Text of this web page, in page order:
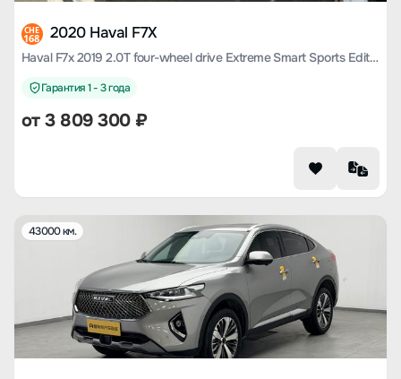
CHE
168 2020 Haval F7X
Haval F7x 2019 2.0T four-wheel drive Extreme Smart Sports Edition
Гарантия 1 - 3 года
от3 809 300₽
43000 км.